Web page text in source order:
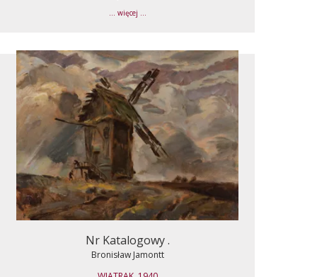
... więcej ...
Nr Katalogowy .
Bronisław Jamontt